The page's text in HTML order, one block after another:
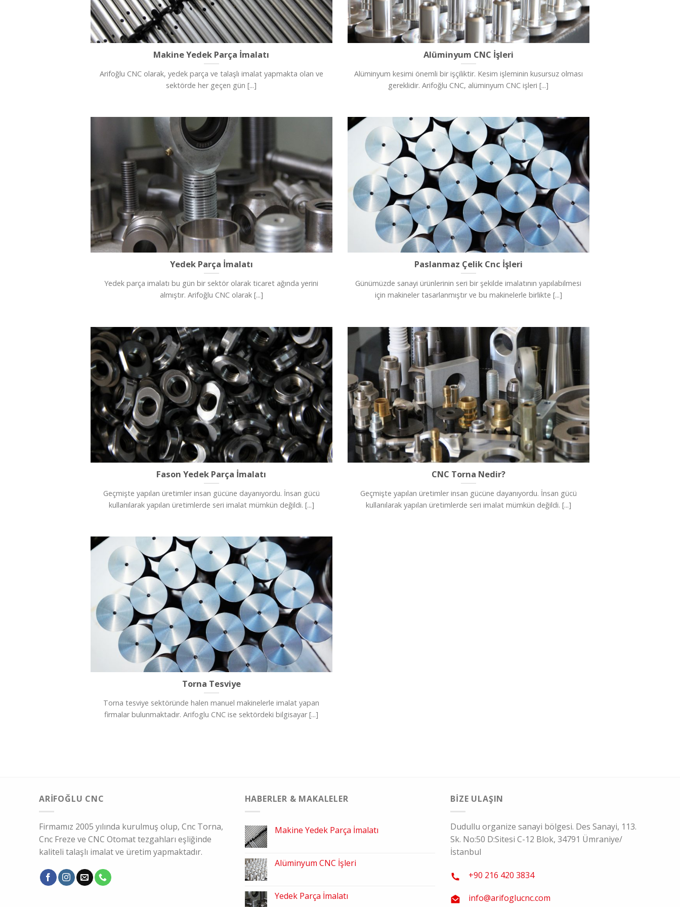
Makine Yedek Parça İmalatı
Arifoğlu CNC olarak, yedek parça ve talaşlı imalat yapmakta olan ve
sektörde her geçen gün [...]
Alüminyum CNC İşleri
Alüminyum kesimi önemli bir işçiliktir. Kesim işleminin kusursuz olması
gereklidir. Arifoğlu CNC, alüminyum CNC işleri [...]
Yedek Parça İmalatı
Yedek parça imalatı bu gün bir sektör olarak ticaret ağında yerini
almıştır. Arifoğlu CNC olarak [...]
Paslanmaz Çelik Cnc İşleri
Günümüzde sanayi ürünlerinin seri bir şekilde imalatının yapılabilmesi
için makineler tasarlanmıştır ve bu makinelerle birlikte [...]
Fason Yedek Parça İmalatı
Geçmişte yapılan üretimler insan gücüne dayanıyordu. İnsan gücü
kullanılarak yapılan üretimlerde seri imalat mümkün değildi. [...]
CNC Torna Nedir?
Geçmişte yapılan üretimler insan gücüne dayanıyordu. İnsan gücü
kullanılarak yapılan üretimlerde seri imalat mümkün değildi. [...]
Torna Tesviye
Torna tesviye sektöründe halen manuel makinelerle imalat yapan
firmalar bulunmaktadır. Arifoglu CNC ise sektördeki bilgisayar [...]
ARIFOĞLU CNC
Firmamız 2005 yılında kurulmuş olup, Cnc Torna,
Cnc Freze ve CNC Otomat tezgahları eşliğinde
kaliteli talaşlı imalat ve üretim yapmaktadır.
HABERLER & MAKALELER
Makine Yedek Parça İmalatı
Alüminyum CNC İşleri
Yedek Parça İmalatı
BIZE ULAŞIN
Dudullu organize sanayi bölgesi. Des Sanayi, 113.
Sk. No:50 D:Sitesi C-12 Blok, 34791 Ümraniye/
İstanbul
+90 216 420 3834
info@arifoglucnc.com